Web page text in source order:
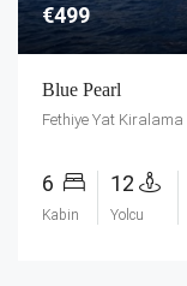
€499
Blue Pearl
Fethiye Yat Kiralama
6
Kabin
12
Yolcu